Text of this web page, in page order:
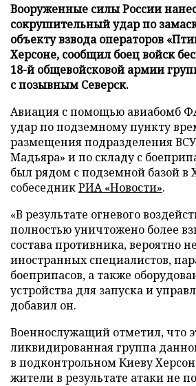
Вооруженные силы России
сокрушительный удар по
объекту взвода операторов
Херсоне, сообщил боец войск
18-й общевойсковой армии
с позывным Северск.
Авиация с помощью авиабомб
удар по подземному пункту
размещения подразделения
Мадьяра» и по складу с
был рядом с подземной базой в
собеседникРИА «Новости».
«В результате огневого
полностью уничтожено более
состава противника, вероятно
иностранных специалистов,
боеприпасов, а также
устройства для запуска и
добавил он.
Военнослужащий отметил, что
ликвидированная группа
в подконтрольном Киеву
жители в результате атаки не